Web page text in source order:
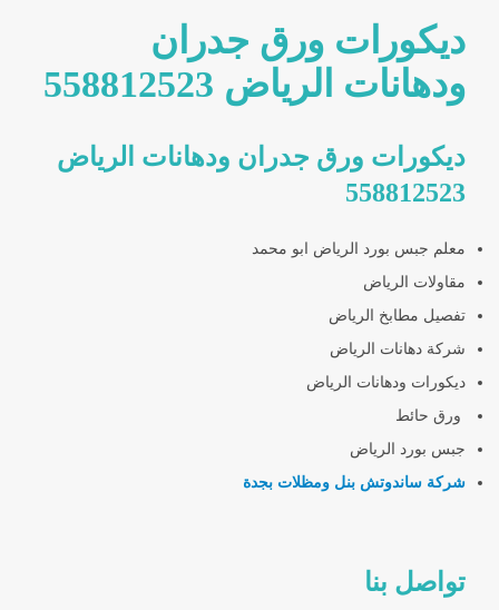
ديكورات ورق جدران
ودهانات الرياض 558812523
ديكورات ورق جدران ودهانات الرياض
558812523
معلم جبس بورد الرياض ابو محمد
مقاولات الرياض
تفصيل مطابخ الرياض
شركة دهانات الرياض
ديكورات ودهانات الرياض
ورق حائط
جبس بورد الرياض
شركة ساندوتش بنل ومظلات بجدة
تواصل بنا